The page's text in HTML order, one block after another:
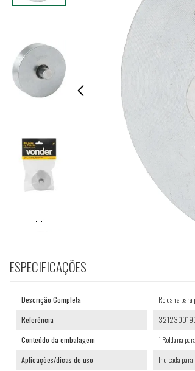
ESPECIFICAÇÕES
Descrição Completa
Roldana para
Referência
Conteúdo da embalagem
1 Roldana
Aplicações/dicas de uso
Indicada